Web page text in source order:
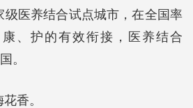
级医养结合试点城市，在全国率
、护的有效衔接，医养结合
。
香。